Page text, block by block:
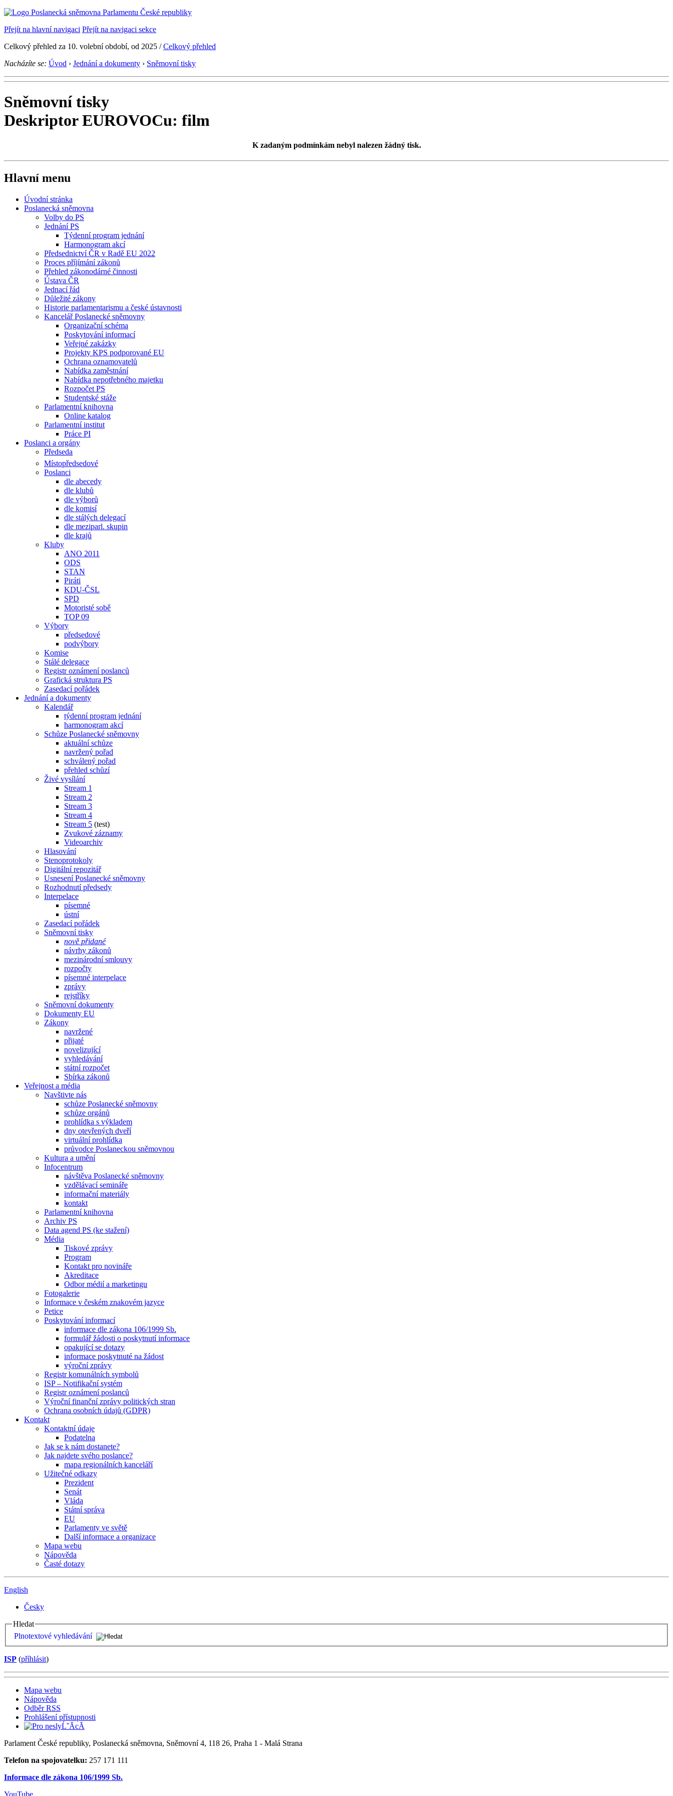
Přejít na hlavní navigaci Přejít na navigaci sekce
Celkový přehled za 10. volební období, od 2025 /Celkový přehled
Nacházíte se: Úvod › Jednání a dokumenty › Sněmovní tisky
Sněmovní tisky
Deskriptor EUROVOCu: film
K zadaným podmínkám nebyl nalezen žádný tisk.
Hlavní menu
Úvodní stránka
Poslanecká sněmovna
Volby do PS
Jednání PS
Týdenní program jednání
Harmonogram akcí
Předsednictví ČR v Radě EU 2022
Proces příjímání zákonů
Přehled zákonodárné činnosti
Ústava ČR
Jednací řád
Důležité zákony
Historie parlamentarismu a české ústavnosti
Kancelář Poslanecké sněmovny
Organizační schéma
Poskytování informací
Veřejné zakázky
Projekty KPS podporované EU
Ochrana oznamovatelů
Nabídka zaměstnání
Nabídka nepotřebného majetku
Rozpočet PS
Studentské stáže
Parlamentní knihovna
Online katalog
Parlamentní institut
Práce PI
Poslanci a orgány
Předseda
Místopředsedové
Poslanci
dle abecedy
dle klubů
dle výborů
dle komisí
dle stálých delegací
dle meziparl. skupin
dle krajů
Kluby
ANO 2011
ODS
STAN
Piráti
KDU-ČSL
SPD
Motoristé sobě
TOP 09
Výbory
předsedové
podvýbory
Komise
Stálé delegace
Registr oznámení poslanců
Grafická struktura PS
Zasedací pořádek
Jednání a dokumenty
Kalendář
týdenní program jednání
harmonogram akcí
Schůze Poslanecké sněmovny
aktuální schůze
navržený pořad
schválený pořad
přehled schůzí
Živé vysílání
Stream 1
Stream 2
Stream 3
Stream 4
Stream 5 (test)
Zvukové záznamy
Videoarchiv
Hlasování
Stenoprotokoly
Digitální repozitář
Usnesení Poslanecké sněmovny
Rozhodnutí předsedy
Interpelace
písemné
ústní
Zasedací pořádek
Sněmovní tisky
nově přidané
návrhy zákonů
mezinárodní smlouvy
rozpočty
písemné interpelace
zprávy
rejstříky
Sněmovní dokumenty
Dokumenty EU
Zákony
navržené
přijaté
novelizující
vyhledávání
státní rozpočet
Sbírka zákonů
Veřejnost a média
Navštivte nás
schůze Poslanecké sněmovny
schůze orgánů
prohlídka s výkladem
dny otevřených dveří
virtuální prohlídka
průvodce Poslaneckou sněmovnou
Kultura a umění
Infocentrum
návštěva Poslanecké sněmovny
vzdělávací semináře
informační materiály
kontakt
Parlamentní knihovna
Archiv PS
Data agend PS (ke stažení)
Média
Tiskové zprávy
Program
Kontakt pro novináře
Akreditace
Odbor médií a marketingu
Fotogalerie
Informace v českém znakovém jazyce
Petice
Poskytování informací
informace dle zákona 106/1999 Sb.
formulář žádosti o poskytnutí informace
opakující se dotazy
informace poskytnuté na žádost
výroční zprávy
Registr komunálních symbolů
ISP – Notifikační systém
Registr oznámení poslanců
Výroční finanční zprávy politických stran
Ochrana osobních údajů (GDPR)
Kontakt
Kontaktní údaje
Podatelna
Jak se k nám dostanete?
Jak najdete svého poslance?
mapa regionálních kanceláří
Užitečné odkazy
Prezident
Senát
Vláda
Státní správa
EU
Parlamenty ve světě
Další informace a organizace
Mapa webu
Nápověda
Časté dotazy
English
Česky
Hledat
Plnotextové vyhledávání
ISP (příhlásit)
Mapa webu
Nápověda
Odběr RSS
Prohlášení přístupnosti
Parlament České republiky, Poslanecká sněmovna, Sněmovní 4, 118 26, Praha 1 - Malá Strana
Telefon na spojovatelku: 257 171 111
Informace dle zákona 106/1999 Sb.
YouTube